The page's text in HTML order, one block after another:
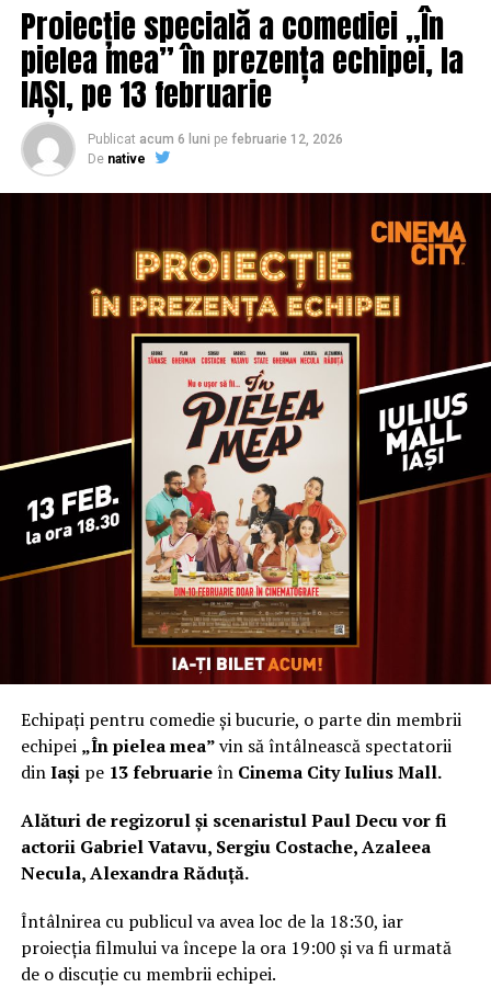
Evenimentul este organizatsub Auspiciile Familiei
Regale a României, în parteneriat cu European Artists
Management Bruxelles și Primăria Municipiului Iași,
Departamentul Centenar. Vernisajul expoziției „Iași –
Amfiteatrul Unirii” are locastăzi, de la ora 18.00,la
Palatul Culturii din Iași, în sălile Muzeului de Artă, în
prezența ASR Principesa Maria a României și a pictorului
„Expoziția va aduce în atenția publicului, în perioada 29
martie – 29 aprilie 2018, în premieră la Iași, 40 de lucrări
galerii de renume din Europa, bucurându-se de
aprecierea criticilor de artă. Cea mai importantă lucrare
care va fi prezentată, în premieră internațională, în
Proiecție specială a comediei „În
pielea mea” în prezența echipei, la
IAȘI, pe 13 februarie
Publicat acum 6 luni pe februarie 12, 2026
De native
Echipați pentru comedie și bucurie, o parte din membrii
echipei „În pielea mea”vin să întâlnească spectatorii
dinIași pe 13 februarieîn Cinema City Iulius Mall.
Alături de regizorul și scenaristul Paul Decu vor fi
actorii Gabriel Vatavu, Sergiu Costache, Azaleea
Necula, Alexandra Răduță.
Întâlnirea cu publicul va avea loc de la 18:30, iar
proiecția filmului va începe la ora 19:00 și va fi urmată
de o discuție cu membrii echipei.